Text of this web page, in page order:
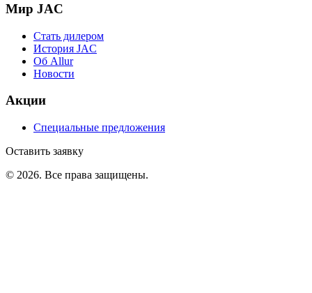
Мир JAC
Стать дилером
История JAC
Об Allur
Новости
Акции
Специальные предложения
Оставить заявку
© 2026. Все права защищены.